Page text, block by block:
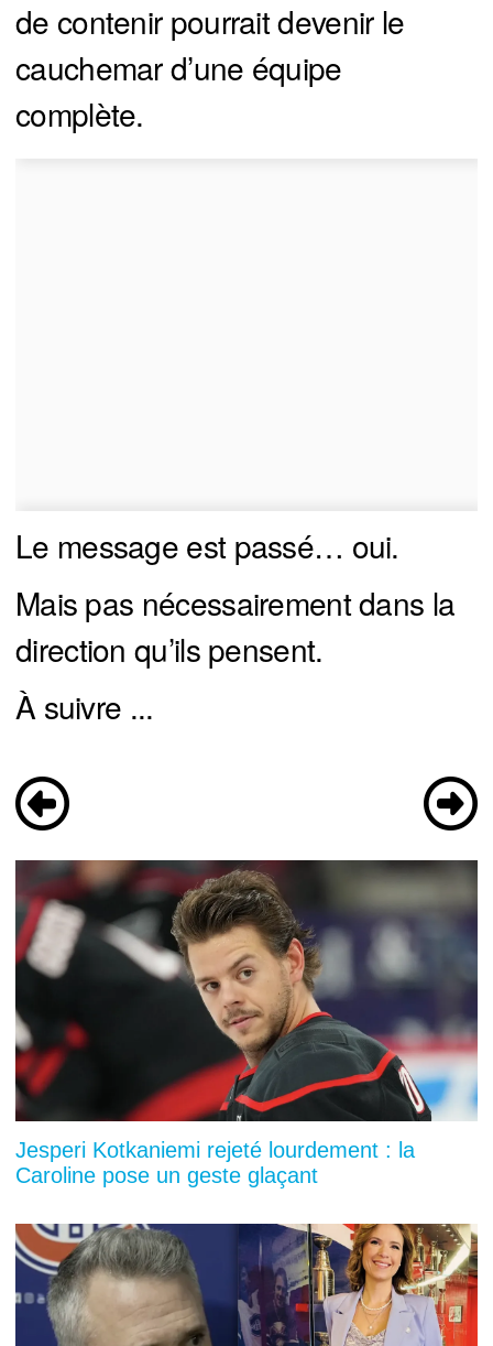
de contenir pourrait devenir le
cauchemar d’une équipe
complète.
Le message est passé… oui.
Mais pas nécessairement dans la
direction qu’ils pensent.
À suivre ...
Jesperi Kotkaniemi rejeté lourdement : la
Caroline pose un geste glaçant